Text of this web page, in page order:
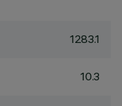
1283.1
10.3